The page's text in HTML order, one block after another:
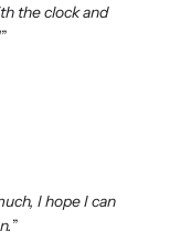
the clock and
I hope I can